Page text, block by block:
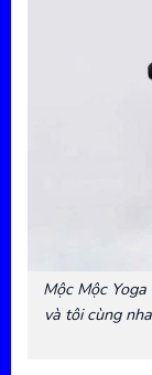
Mộc Mộc
và tôi cùng